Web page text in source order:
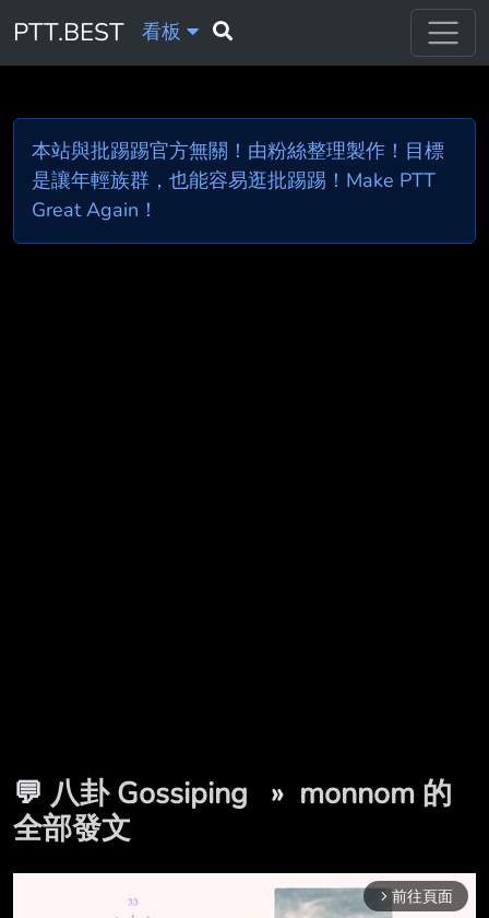
PTT.BEST 看板
本站與批踢踢官方無關！由粉絲整理製作！目標
是讓年輕族群，也能容易逛批踢踢！Make PTT
Great Again！
💬 八卦 Gossiping » monnom 的
全部發文
arrow_forward_ios 前往頁面